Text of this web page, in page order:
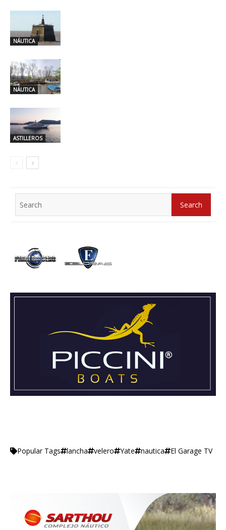
NÁUTICA
NÁUTICA
ASTILLEROS
for:
Search
Popular Tags lancha velero Yate nautica El Garage TV